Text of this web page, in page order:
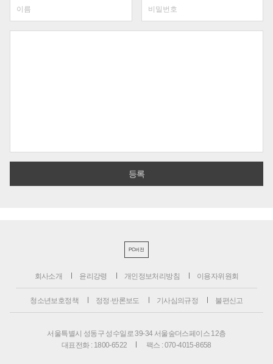
PC버전
회사소개 윤리강령 개인정보처리방침 이용자위원회
청소년보호정책 정정·반론보도 기사심의규정 불편신고
서울특별시 성동구 성수일로 39-34 서울숲더스페이스 12층
대표전화 : 1800-6522
팩스 : 070-4015-8658